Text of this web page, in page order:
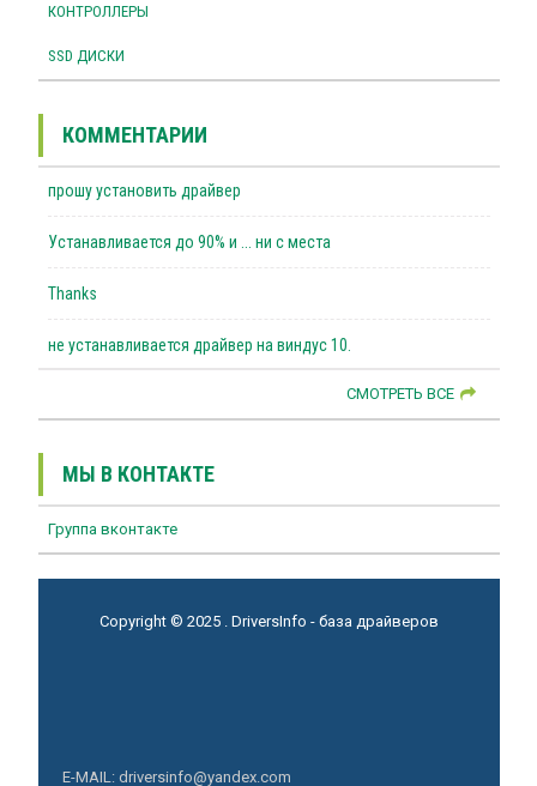
КОНТРОЛЛЕРЫ
SSD ДИСКИ
КОММЕНТАРИИ
прошу установить драйвер
Устанавливается до 90% и ... ни с места
Thanks
не устанавливается драйвер на виндус 10.
СМОТРЕТЬ ВСЕ
МЫ В КОНТАКТЕ
Группа вконтакте
Copyright © 2025 . DriversInfo - база драйверов
E-MAIL: driversinfo@yandex.com